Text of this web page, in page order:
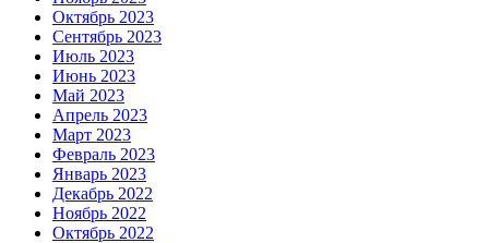
Октябрь 2023
Сентябрь 2023
Июль 2023
Июнь 2023
Май 2023
Апрель 2023
Март 2023
Февраль 2023
Январь 2023
Декабрь 2022
Ноябрь 2022
Октябрь 2022